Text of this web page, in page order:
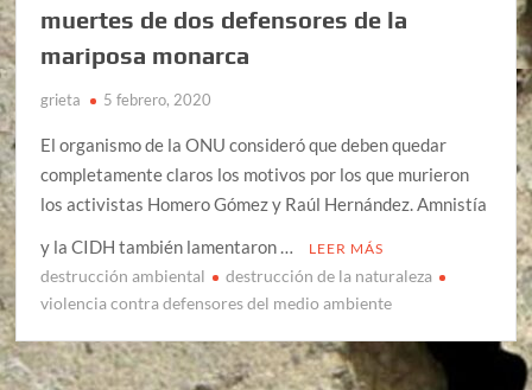
muertes de dos defensores de la
mariposa monarca
grieta 5 febrero, 2020
El organismo de la ONU consideró que deben quedar
completamente claros los motivos por los que murieron
los activistas Homero Gómez y Raúl Hernández. Amnistía
y la CIDH también lamentaron …
LEER MÁS
destrucción ambiental
destrucción de la naturaleza
violencia contra defensores del medio ambiente